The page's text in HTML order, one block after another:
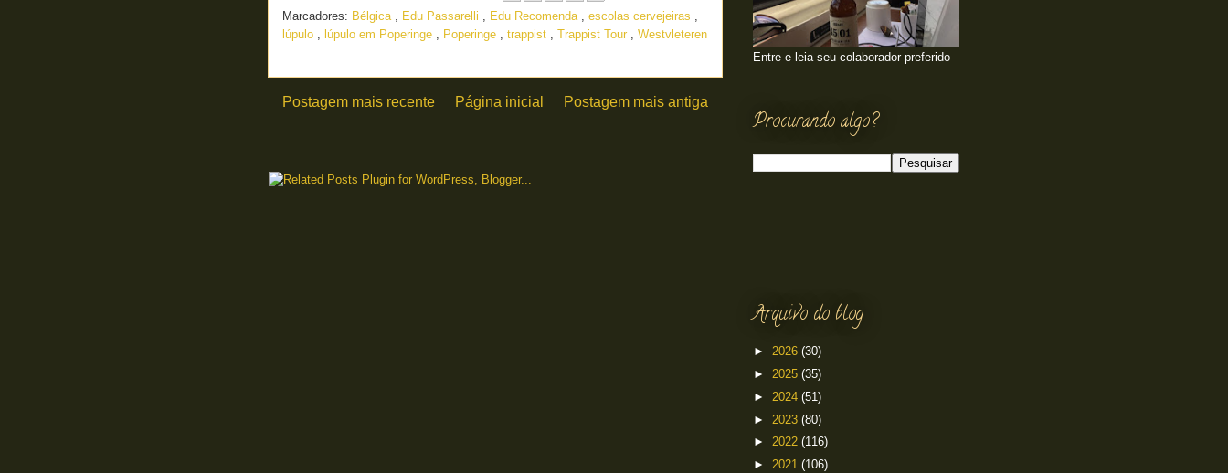
Marcadores: Bélgica , Edu Passarelli , Edu Recomenda , escolas cervejeiras ,
lúpulo , lúpulo em Poperinge , Poperinge , trappist , Trappist Tour , Westvleteren
Postagem mais recente Postagem mais antiga
Página inicial
Entre e leia seu colaborador preferido
Procurando algo?
Arquivo do blog
► 2026 (30)
► 2025 (35)
► 2024 (51)
► 2023 (80)
► 2022 (116)
► 2021 (106)